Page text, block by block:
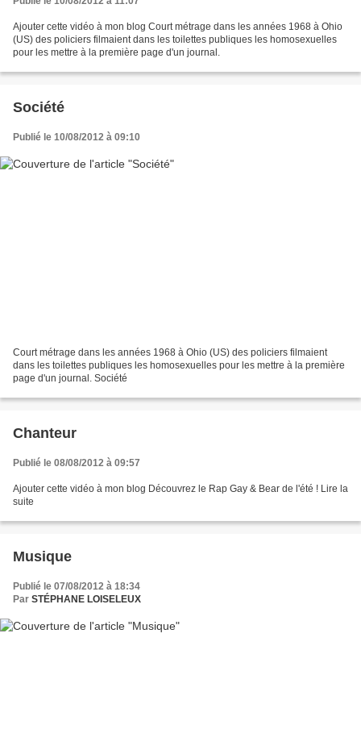
Ajouter cette vidéo à mon blog Court métrage dans les années 1968 à Ohio
(US) des policiers filmaient dans les toilettes publiques les homosexuelles
pour les mettre à la première page d'un journal.
Société
Publié le 10/08/2012 à 09:10
Court métrage dans les années 1968 à Ohio (US) des policiers filmaient
dans les toilettes publiques les homosexuelles pour les mettre à la première
page d'un journal. Société
Chanteur
Publié le 08/08/2012 à 09:57
Ajouter cette vidéo à mon blog Découvrez le Rap Gay & Bear de l'été ! Lire la
suite
Musique
Publié le 07/08/2012 à 18:34
Par STÉPHANE LOISELEUX